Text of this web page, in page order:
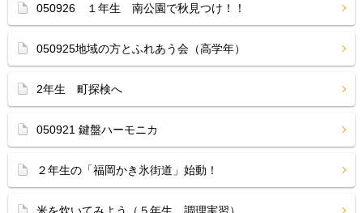
050926 １年生 南公園で秋見つけ！！
050925地域の方とふれあう会（高学年）
2年生 町探検へ
050921 鍵盤ハーモニカ
２年生の「福岡かき氷街道」始動！